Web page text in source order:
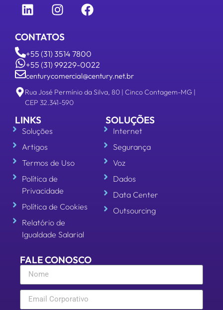
CONTATOS
+55 (31) 3514 7800
+55 (31) 99229-0022
centurycomercial@century.net.br
Rua José Permínio da Silva, 80 | Cinco Contagem-MG |
CEP 32.341-590
LINKS
Soluções
Artigos
Termos de Uso
Política de
Privacidade
Política de Cookies
Relatório de
Igualdade Salarial
SOLUÇÕES
Internet
Segurança
Voz
Dados
Data Center
Outsourcing
FALE CONOSCO